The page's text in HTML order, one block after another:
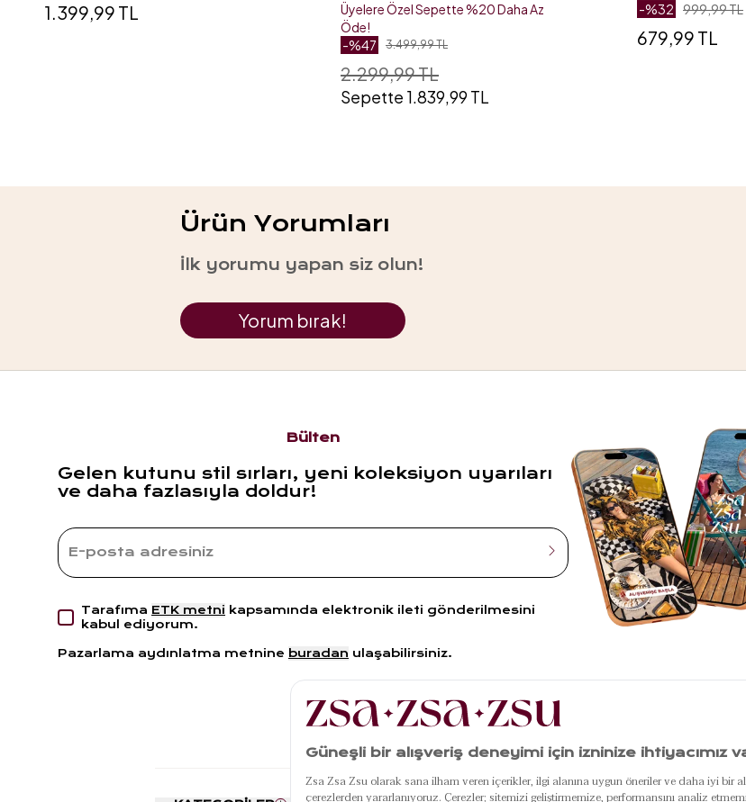
1.399,99 TL
Üyelere Özel Sepette %20 Daha Az
Öde!
-%47
3.499,99 TL
2.299,99 TL
Sepette 1.839,99 TL
-%32 999,99 TL
679,99 TL
Ürün Yorumları
İlk yorumu yapan siz olun!
Yorum bırak!
Bülten
Gelen kutunu stil sırları, yeni koleksiyon uyarıları
ve daha fazlasıyla doldur!
Tarafıma ETK metni kapsamında elektronik ileti gönderilmesini
kabul ediyorum.
Pazarlama aydınlatma metnine buradan ulaşabilirsiniz.